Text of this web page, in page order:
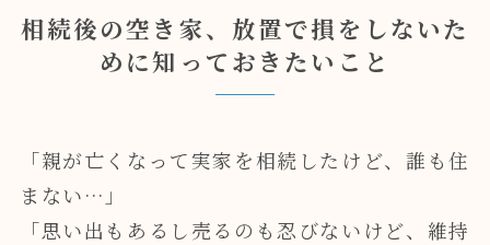
相続後の空き家、放置で損をしないた
めに知っておきたいこと
「親が亡くなって実家を相続したけど、誰も住
まない…」
「思い出もあるし売るのも忍びないけど、維持